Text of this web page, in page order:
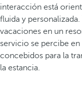
interacción está
fluida y personalizada.
vacaciones en un
servicio se percibe en
concebidos para la
la estancia.